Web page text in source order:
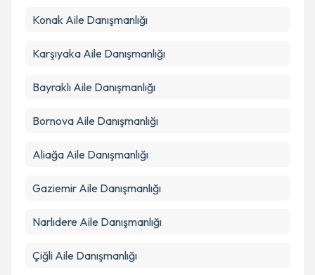
Takvim Talebini Gönder
Konak Aile Danışmanlığı
Karşıyaka Aile Danışmanlığı
Bayraklı Aile Danışmanlığı
Bornova Aile Danışmanlığı
Aliağa Aile Danışmanlığı
Gaziemir Aile Danışmanlığı
Narlıdere Aile Danışmanlığı
Çiğli Aile Danışmanlığı